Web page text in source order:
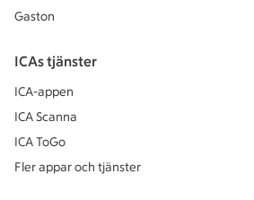
Gaston
ICAs tjänster
ICA-appen
ICA Scanna
ICA ToGo
Fler appar och tjänster